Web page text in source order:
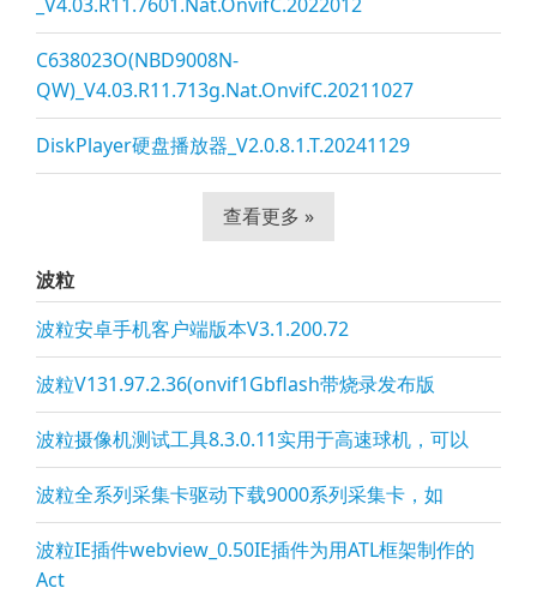
C638023O(NBD9008N-
QW)_V4.03.R11.713g.Nat.OnvifC.20211027
DiskPlayer硬盘播放器_V2.0.8.1.T.20241129
查看更多 »
波粒
波粒安卓手机客户端版本V3.1.200.72
波粒V131.97.2.36(onvif1Gbflash带烧录发布版
波粒摄像机测试工具8.3.0.11实用于高速球机，可以
波粒全系列采集卡驱动下载9000系列采集卡，如
波粒IE插件webview_0.50IE插件为用ATL框架制作的
Act